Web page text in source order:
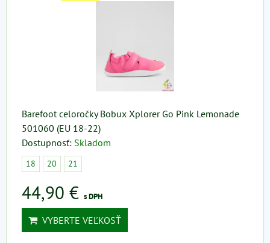
Barefoot celoročky Bobux Xplorer Go Pink Lemonade
501060 (EU 18-22)
Dostupnosť: Skladom
18 20 21
44,90 € s DPH
VYBERTE VEĽKOSŤ